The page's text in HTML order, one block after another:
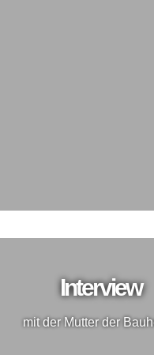
Interview
mit der Mutter der